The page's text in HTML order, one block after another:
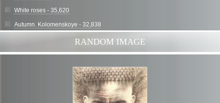
White roses - 35,620
Autumn. Kolomenskoye - 32,838
RANDOM IMAGE